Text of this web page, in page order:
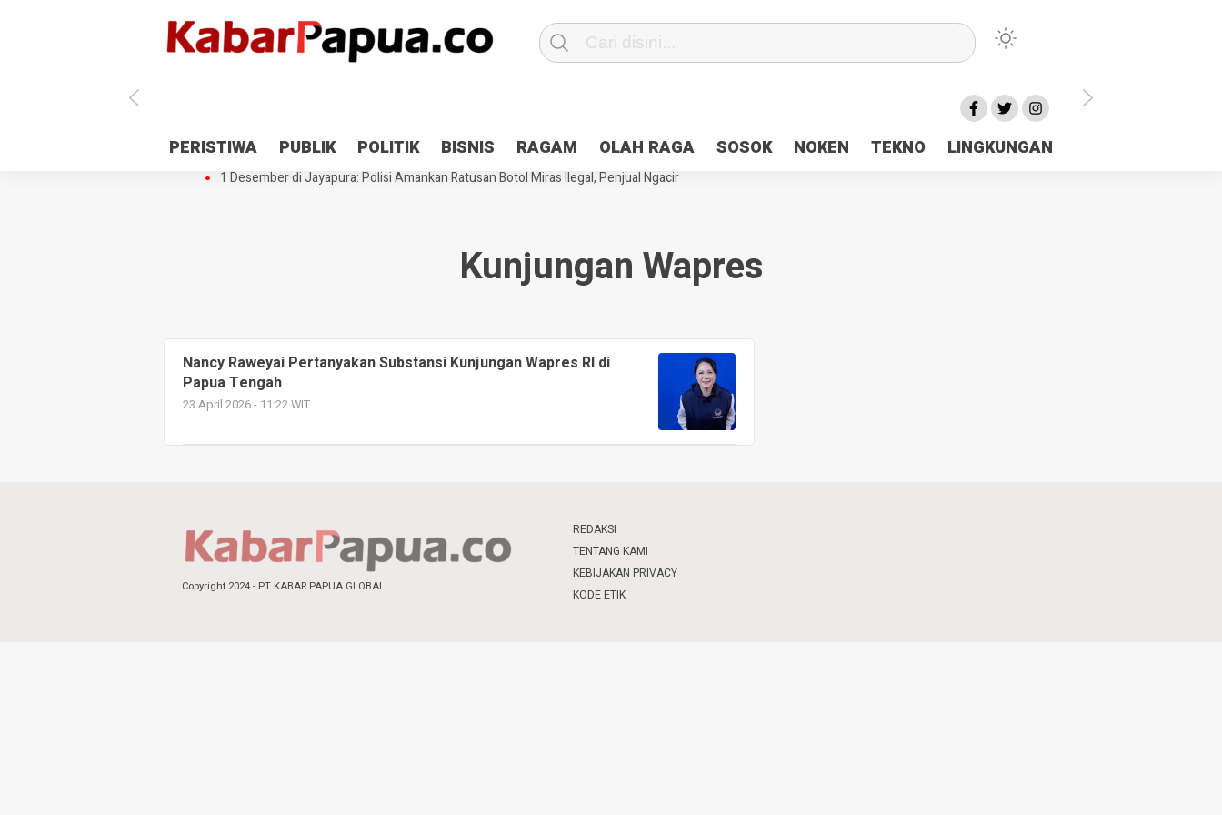
PERISTIWA PUBLIK POLITIK BISNIS RAGAM OLAH RAGA SOSOK NOKEN TEKNO LINGKUNGAN
Antisipasi 1 Desember, TNI Polri Patroli 2×24 jam di Kota Jayapura
Pesan Sejuk Polri di Deklarasi Pemilu Ceria Tanah Papua
Gedung Perpustakaan SMPN 5 Sentani Terbakar
Hibah Pilkada Jayapura Cair 10 Persen, Deposit Kas Daerah Rp23 Miliar Disorot
1 Desember di Jayapura: Polisi Amankan Ratusan Botol Miras Ilegal, Penjual Ngacir
Kunjungan Wapres
Nancy Raweyai Pertanyakan Substansi Kunjungan Wapres RI di
Papua Tengah
23 April 2026 - 11:22 WIT
Copyright 2024 - PT KABAR PAPUA GLOBAL
REDAKSI
TENTANG KAMI
KEBIJAKAN PRIVACY
KODE ETIK